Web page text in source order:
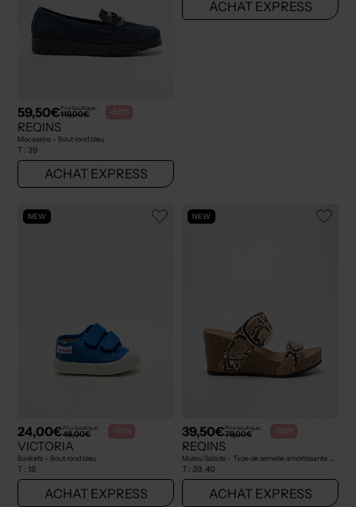
59,50€Prix boutique :
119,00€ -50%
REQINS
Mocassins - Bout rond bleu
T : 39
ACHAT EXPRESS
ACHAT EXPRESS
NEW
24,00€Prix boutique :
48,00€ -50%
VICTORIA
Baskets - Bout rond bleu
T : 18
ACHAT EXPRESS
NEW
39,50€Prix boutique :
79,00€ -50%
REQINS
T : 39, 40
ACHAT EXPRESS